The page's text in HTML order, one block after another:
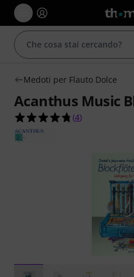
Medoti per Flauto Dolce
Acanthus Music
4.8 su 5 stelle
(4)